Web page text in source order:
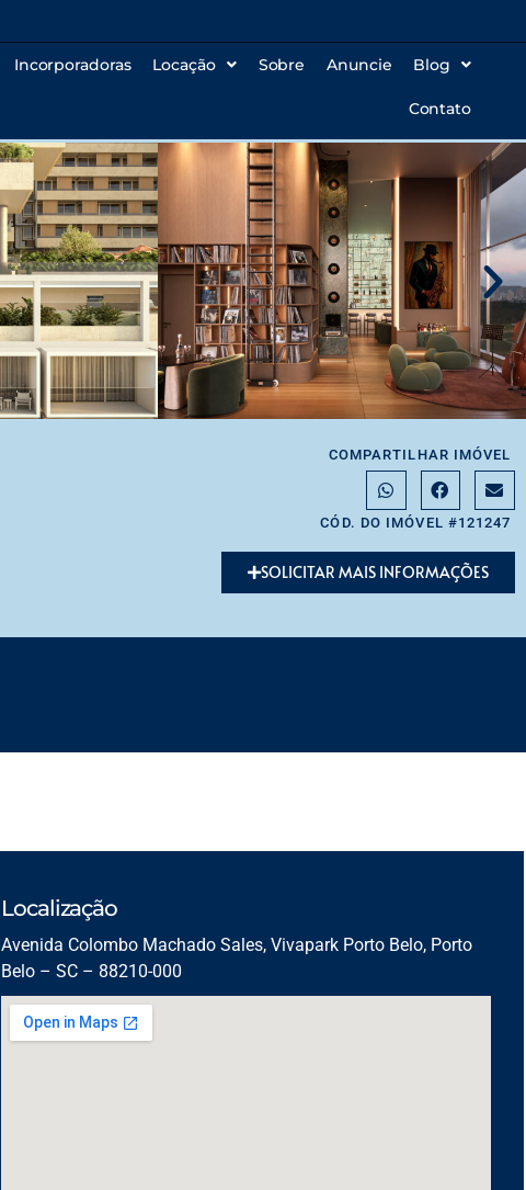
Incorporadoras Locação Sobre Anuncie Blog
Contato
COMPARTILHAR IMÓVEL
CÓD. DO IMÓVEL #121247
SOLICITAR MAIS INFORMAÇÕES
Localização
Avenida Colombo Machado Sales, Vivapark Porto Belo, Porto
Belo – SC – 88210-000